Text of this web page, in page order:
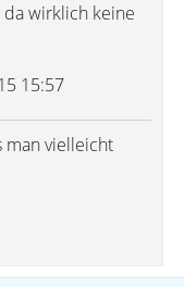
wirklich keine
15:57
man vielleicht